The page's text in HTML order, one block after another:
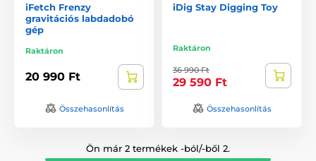
iFetch Frenzy
gravitációs labdadobó
gép
Raktáron
20 990 Ft
Összehasonlítás
iDig Stay Digging Toy
Raktáron
36 990 Ft
29 590 Ft
Összehasonlítás
Ön már 2 termékek -ból/-ből 2.